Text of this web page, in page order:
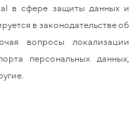
в сфере защиты данных и
в законодательстве об
вопросы локализации
персональных данных,